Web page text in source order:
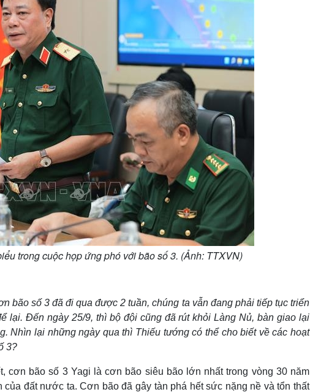
trong cuộc họp ứng phó với bão số 3. (Ảnh: TTXVN)
bão số 3 đã đi qua được 2 tuần, chúng ta vẫn đang phải tiếp tục triển
lại. Đến ngày 25/9, thì bộ đội cũng đã rút khỏi Làng Nủ, bàn giao lại
Nhìn lại những ngày qua thì Thiếu tướng có thể cho biết về các hoạt
3?
cơn bão số 3 Yagi là cơn bão siêu bão lớn nhất trong vòng 30 năm
đất nước ta. Cơn bão đã gây tàn phá hết sức nặng nề và tổn thất